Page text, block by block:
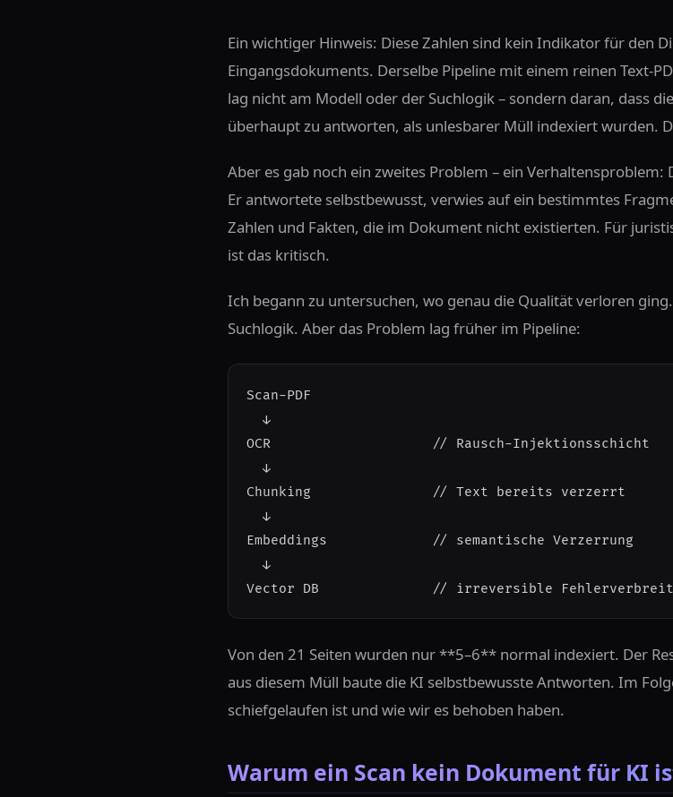
Ein wichtiger Hinweis: Diese Zahlen sind kein Indikator für den
Eingangsdokuments. Derselbe Pipeline mit einem reinen Text-
lag nicht am Modell oder der Suchlogik – sondern daran, dass
überhaupt zu antworten, als unlesbarer Müll indexiert wurden.
Aber es gab noch ein zweites Problem – ein Verhaltensproblem:
Er antwortete selbstbewusst, verwies auf ein bestimmtes
Zahlen und Fakten, die im Dokument nicht existierten. Für
ist das kritisch.
Ich begann zu untersuchen, wo genau die Qualität verloren
Suchlogik. Aber das Problem lag früher im Pipeline:
Scan-PDF
  ↓
OCR
// Rausch-Injektionsschicht
  ↓
Chunking
// Text bereits verzerrt
  ↓
Embeddings
// semantische Verzerrung
  ↓
Vector DB
// irreversible
Von den 21 Seiten wurden nur **5–6** normal indexiert. Der
aus diesem Müll baute die KI selbstbewusste Antworten. Im
schiefgelaufen ist und wie wir es behoben haben.
Warum ein Scan kein Dokument für KI